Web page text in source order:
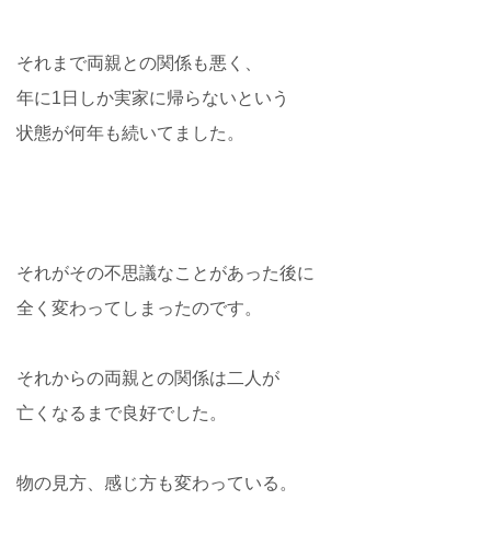
それまで両親との関係も悪く、
年に1日しか実家に帰らないという
状態が何年も続いてました。
それがその不思議なことがあった後に
全く変わってしまったのです。
それからの両親との関係は二人が
亡くなるまで良好でした。
物の見方、感じ方も変わっている。